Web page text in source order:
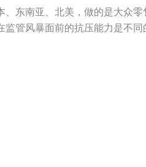
东南亚、北美，做的是大众
管风暴面前的抗压能力是不